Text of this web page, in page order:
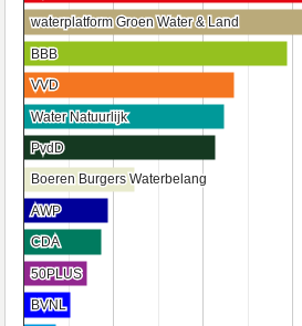
waterplatform Groen Water & Land
waterplatform Groen Water & Land
BBB
BBB
VVD
VVD
Water Natuurlijk
Water Natuurlijk
PvdD
PvdD
Boeren Burgers Waterbelang
Boeren Burgers Waterbelang
AWP
AWP
CDA
CDA
50PLUS
50PLUS
BVNL
BVNL